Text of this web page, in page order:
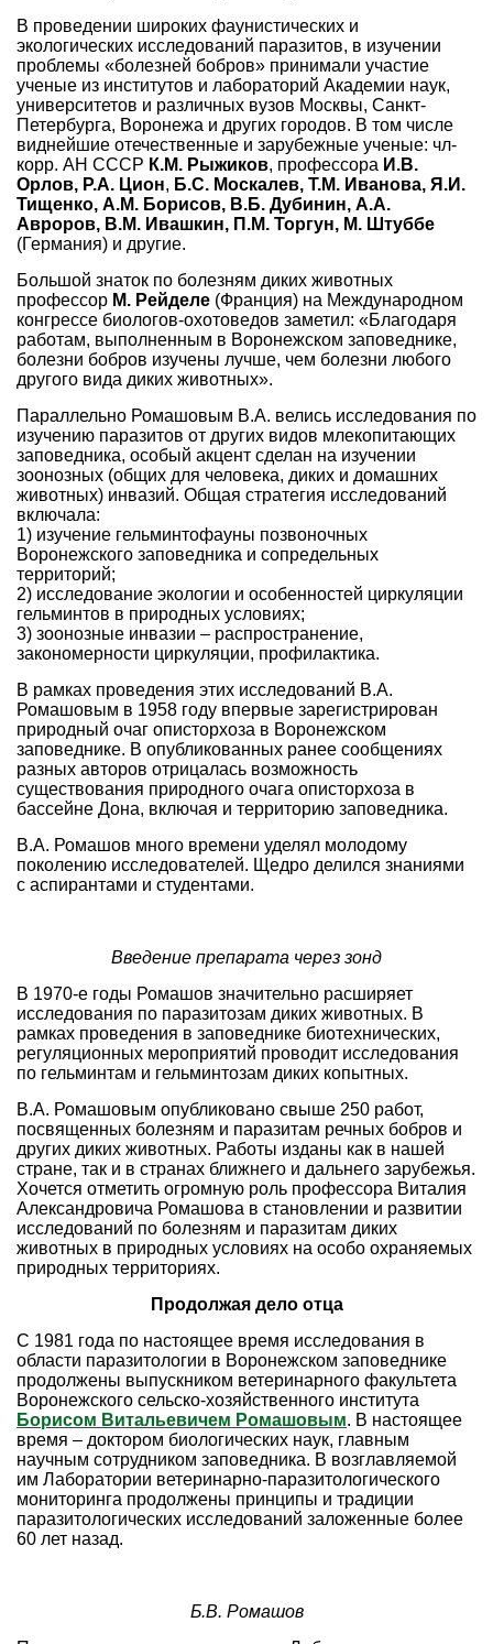
В проведении широких фаунистических и
экологических исследований паразитов, в изучении
проблемы «болезней бобров» принимали участие
ученые из институтов и лабораторий Академии наук,
университетов и различных вузов Москвы, Санкт-
Петербурга, Воронежа и других городов. В том числе
виднейшие отечественные и зарубежные ученые: чл-
корр. АН СССР К.М. Рыжиков, профессора И.В.
Орлов, Р.А. Цион, Б.С. Москалев, Т.М. Иванова, Я.И.
Тищенко, А.М. Борисов, В.Б. Дубинин, А.А.
Авроров, В.М. Ивашкин, П.М. Торгун, М. Штуббе
(Германия) и другие.
Большой знаток по болезням диких животных
профессор М. Рейделе (Франция) на Международном
конгрессе биологов-охотоведов заметил: «Благодаря
работам, выполненным в Воронежском заповеднике,
болезни бобров изучены лучше, чем болезни любого
другого вида диких животных».
Параллельно Ромашовым В.А. велись исследования по
изучению паразитов от других видов млекопитающих
заповедника, особый акцент сделан на изучении
зоонозных (общих для человека, диких и домашних
животных) инвазий. Общая стратегия исследований
включала:
1) изучение гельминтофауны позвоночных
Воронежского заповедника и сопредельных
территорий;
2) исследование экологии и особенностей циркуляции
гельминтов в природных условиях;
3) зоонозные инвазии – распространение,
закономерности циркуляции, профилактика.
В рамках проведения этих исследований В.А.
Ромашовым в 1958 году впервые зарегистрирован
природный очаг описторхоза в Воронежском
заповеднике. В опубликованных ранее сообщениях
разных авторов отрицалась возможность
существования природного очага описторхоза в
бассейне Дона, включая и территорию заповедника.
В.А. Ромашов много времени уделял молодому
поколению исследователей. Щедро делился знаниями
с аспирантами и студентами.
Введение препарата через зонд
В 1970-е годы Ромашов значительно расширяет
исследования по паразитозам диких животных. В
рамках проведения в заповеднике биотехнических,
регуляционных мероприятий проводит исследования
по гельминтам и гельминтозам диких копытных.
В.А. Ромашовым опубликовано свыше 250 работ,
посвященных болезням и паразитам речных бобров и
других диких животных. Работы изданы как в нашей
стране, так и в странах ближнего и дальнего зарубежья.
Хочется отметить огромную роль профессора Виталия
Александровича Ромашова в становлении и развитии
исследований по болезням и паразитам диких
животных в природных условиях на особо охраняемых
природных территориях.
Продолжая дело отца
С 1981 года по настоящее время исследования в
области паразитологии в Воронежском заповеднике
продолжены выпускником ветеринарного факультета
Воронежского сельско-хозяйственного института
Борисом Витальевичем Ромашовым. В настоящее
время – доктором биологических наук, главным
научным сотрудником заповедника. В возглавляемой
им Лаборатории ветеринарно-паразитологического
мониторинга продолжены принципы и традиции
паразитологических исследований заложенные более
60 лет назад.
Б.В. Ромашов